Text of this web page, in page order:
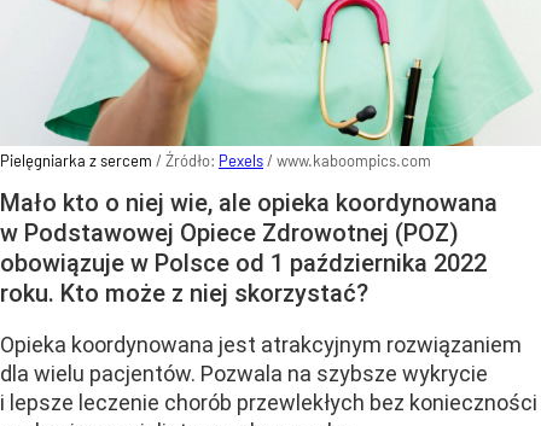
Pielęgniarka z sercem / Źródło: Pexels/ www.kaboompics.com
Mało kto o niej wie, ale opieka koordynowana
w Podstawowej Opiece Zdrowotnej (POZ)
obowiązuje w Polsce od 1 października 2022
roku. Kto może z niej skorzystać?
Opieka koordynowana jest atrakcyjnym rozwiązaniem
dla wielu pacjentów. Pozwala na szybsze wykrycie
i lepsze leczenie chorób przewlekłych bez konieczności